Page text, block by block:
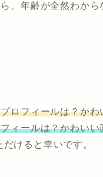
、年齢が全然わから
ロフィールは？か
ィールは？かわい
けると幸いです。